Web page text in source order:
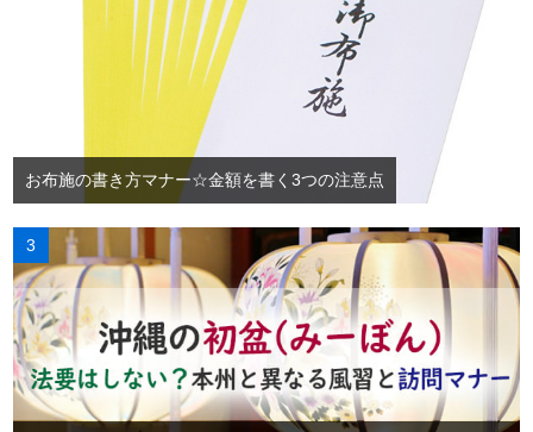
お布施の書き方マナー☆金額を書く3つの注意点